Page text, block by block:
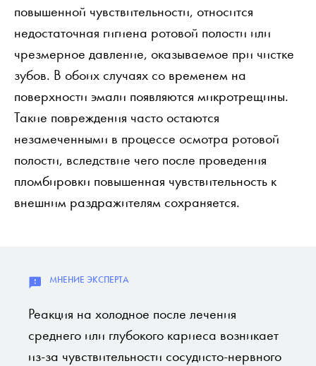
повышенной чувствительности, относится
недостаточная гигиена ротовой полости или
чрезмерное давление, оказываемое при чистке
зубов. В обоих случаях со временем на
поверхности эмали появляются микротрещины.
Такие повреждения часто остаются
незамеченными в процессе осмотра ротовой
полости, вследствие чего после проведения
пломбировки повышенная чувствительность к
внешним раздражителям сохраняется.
Реакция на холодное после лечения
среднего или глубокого кариеса возникает
из-за чувствительности сосудисто-нервного